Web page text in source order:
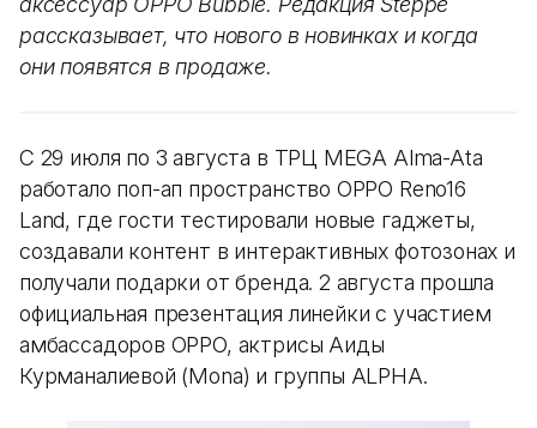
рассказывает, что нового в новинках и когда
они появятся в продаже.
С 29 июля по 3 августа в ТРЦ MEGA Alma-Ata
работало поп-ап пространство OPPO Reno16
Land, где гости тестировали новые гаджеты,
создавали контент в интерактивных фотозонах и
получали подарки от бренда. 2 августа прошла
официальная презентация линейки с участием
амбассадоров OPPO, актрисы Аиды
Курманалиевой (Mona) и группы ALPHA.